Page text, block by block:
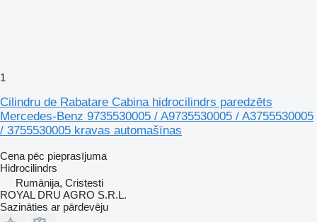
1
Cilindru de Rabatare Cabina hidrocilindrs paredzēts
Mercedes-Benz 9735530005 / A9735530005 / A3755530005
/ 3755530005 kravas automašīnas
Cena pēc pieprasījuma
Hidrocilindrs
Rumānija, Cristesti
ROYAL DRU AGRO S.R.L.
Sazināties ar pārdevēju